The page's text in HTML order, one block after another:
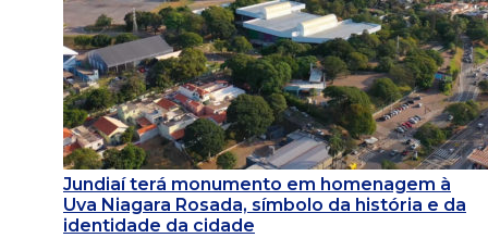
Jundiaí terá monumento em homenagem à
Uva Niagara Rosada, símbolo da história e da
identidade da cidade